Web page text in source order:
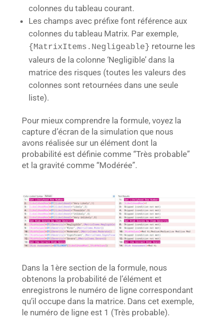
colonnes du tableau courant.
Les champs avec préfixe font référence aux
colonnes du tableau Matrix. Par exemple,
{MatrixItems.Negligeable} retourne les
valeurs de la colonne ‘Negligible’ dans la
matrice des risques (toutes les valeurs des
colonnes sont retournées dans une seule
liste).
Pour mieux comprendre la formule, voyez la
capture d’écran de la simulation que nous
avons réalisée sur un élément dont la
probabilité est définie comme “Très probable”
et la gravité comme “Modérée”.
Dans la 1ère section de la formule, nous
obtenons la probabilité de l’élément et
enregistrons le numéro de ligne correspondant
qu’il occupe dans la matrice. Dans cet exemple,
le numéro de ligne est 1 (Très probable).